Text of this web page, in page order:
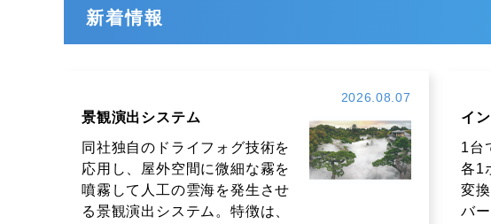
新着情報
2026.08.07
景観演出システム
同社独自のドライフォグ技術を
応用し、屋外空間に微細な霧を
噴霧して人工の雲海を発生させ
る景観演出システム。特徴は、
イ
1台
各1
変
バ